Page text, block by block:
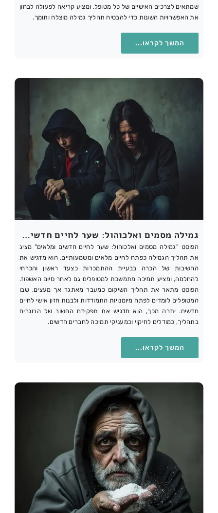
שמתאים לצרכים האישיים של כל מטופל, ומציע קריאה לפעולה לבחון
את האפשרויות השונות כדי להבטיח תהליך גמילה מוצלח ותומך.
המשך לקראו...
גמילה מסמים ואלכוהול: שער לחיים חדשים ומלאים
הפוסט "גמילה מסמים ואלכוהול: שער לחיים חדשים ומלאים" מציג
את תהליך הגמילה כפתח לחיים מלאים ומשמעותיים. הוא מדגיש את
החשיבות של הכרה בבעיית ההתמכרות כצעד ראשון והכרחי
להחלמה, ומציע תמיכה מתמשכת למטופלים גם לאחר סיום האשפוז.
הפוסט מתאר את תהליך השיקום כמעבר מאתגר אך מעצים, שבו
המטופלים לומדים לפתח מיומנויות התמודדות ולבנות חזון אישי לחיים
חדשים. יתרה מכך, הוא מדגיש את תפקידם החשוב של הבוגרים
בתהליך, כמודלים לחיקוי וכמעניקי תמיכה לחברים חדשים.
המשך לקראו...